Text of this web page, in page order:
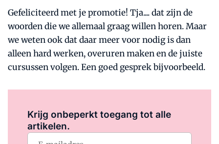
Gefeliciteerd met je promotie! Tja.... dat zijn de
woorden die we allemaal graag willen horen. Maar
we weten ook dat daar meer voor nodig is dan
alleen hard werken, overuren maken en de juiste
cursussen volgen. Een goed gesprek bijvoorbeeld.
Krijg onbeperkt toegang tot alle
artikelen.